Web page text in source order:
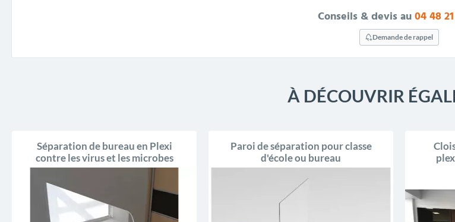
Conseils & devis au04 48
Demande de rappel
À DÉCOUVRIR
Séparation de bureau en Plexi
contre les virus et les microbes
Paroi de séparation pour classe
d'école ou bureau